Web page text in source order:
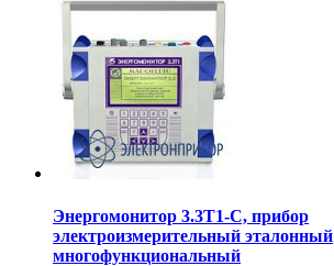
Энергомонитор 3.3T1-C, прибор
электроизмерительный эталонный
многофункциональный